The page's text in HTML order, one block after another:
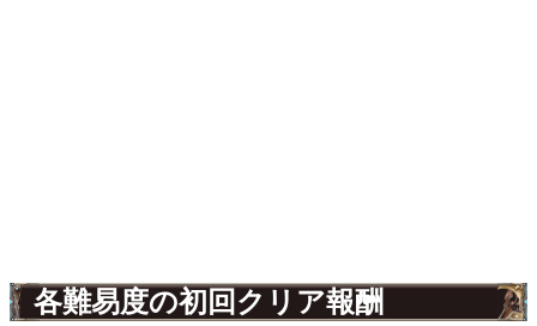
各難易度の初回クリア報酬